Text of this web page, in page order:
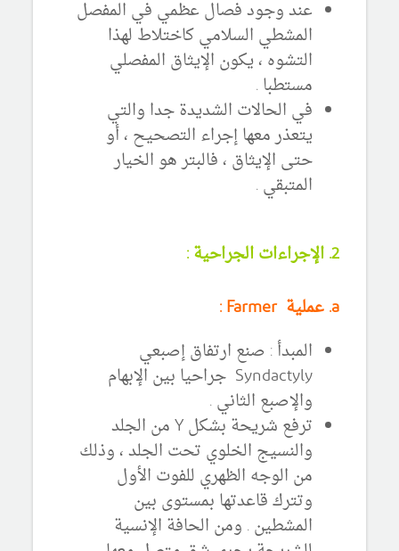
عند وجود فصال عظمي في المفصل
المشطي السلامي كاختلاط لهذا
التشوه ، يكون الإيثاق المفصلي
مستطبا .
في الحالات الشديدة جدا والتي
يتعذر معها إجراء التصحيح ، أو
حتى الإيثاق ، فالبتر هو الخيار
المتبقي .
2. الإجراءات الجراحية :
a. عملية Farmer :
المبدأ : صنع ارتفاق إصبعي
Syndactyly جراحيا بين الإبهام
والإصبع الثاني .
ترفع شريحة بشكل Y من الجلد
والنسيج الخلوي تحت الجلد ، وذلك
من الوجه الظهري للفوت الأول
وتترك قاعدتها بمستوى بين
المشطين . ومن الحافة الإنسية